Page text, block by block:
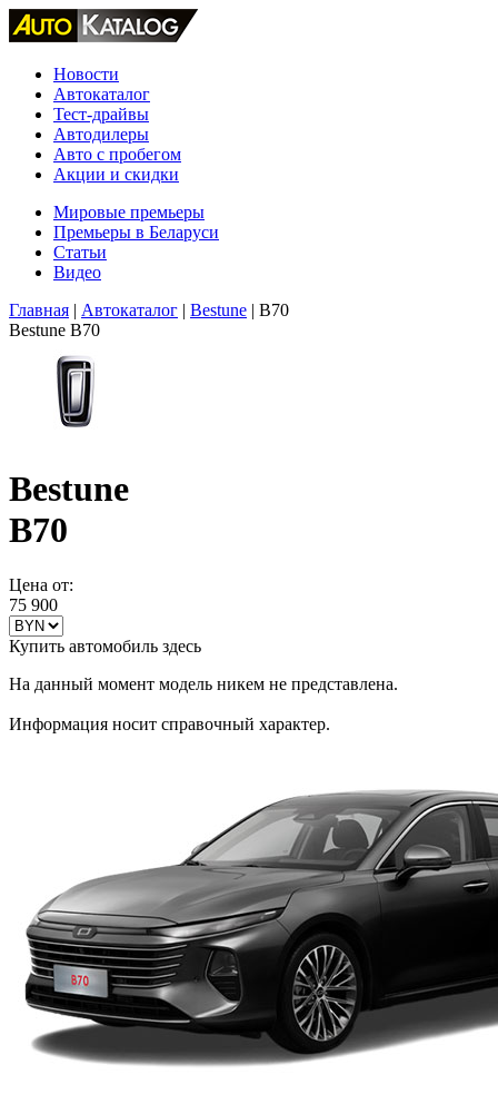
Новости
Автокаталог
Тест-драйвы
Автодилеры
Авто с пробегом
Акции и скидки
Мировые премьеры
Премьеры в Беларуси
Статьи
Видео
Главная | Автокаталог | Bestune | B70
Bestune B70
Bestune
B70
Цена от:
75 900
Купить автомобиль здесь
На данный момент модель никем не представлена.
Информация носит справочный характер.